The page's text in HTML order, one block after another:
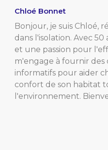
Chloé Bonnet
Bonjour, je suis Chloé,
dans l'isolation. Avec
et une passion pour
m'engage à fournir des
informatifs pour aider
confort de son habitat
l'environnement.